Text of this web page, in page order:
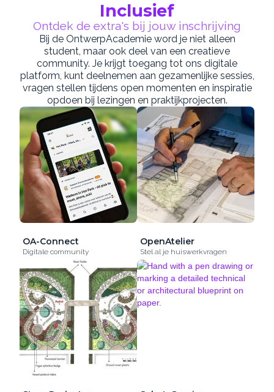
Inclusief
Ontdek de extra's bij jouw inschrijving
Bij de OntwerpAcademie word je niet alleen
student, maar ook deel van een creatieve
community. Je krijgt toegang tot ons digitale
platform, kunt deelnemen aan gezamenlijke sessies,
vragen stellen tijdens open momenten en inspiratie
opdoen bij lezingen en praktijkprojecten.
OA-Connect
Digitale community
OpenAtelier
Stel al je huiswerkvragen